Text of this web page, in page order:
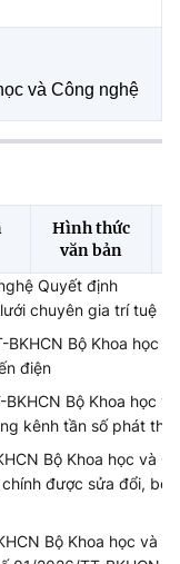
lại thông tin từ
và Công nghệ
Hình thức
văn bản
Quyết định
chuyên gia trí tuệ
Bộ Khoa học
điện
Bộ Khoa học
kênh tần số phát
Bộ Khoa học và
được sửa đổi,
Bộ Khoa học và